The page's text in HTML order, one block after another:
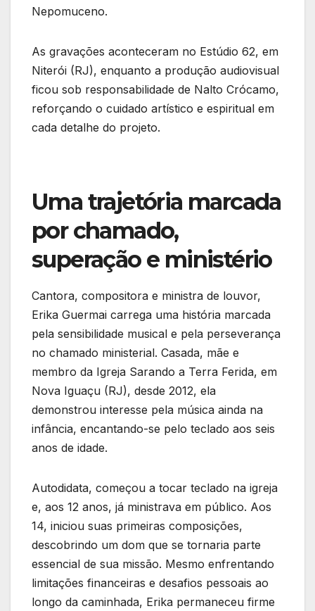
Nepomuceno.
As gravações aconteceram no Estúdio 62, em
Niterói (RJ), enquanto a produção audiovisual
ficou sob responsabilidade de Nalto Crócamo,
reforçando o cuidado artístico e espiritual em
cada detalhe do projeto.
Uma trajetória marcada
por chamado,
superação e ministério
Cantora, compositora e ministra de louvor,
Erika Guermai carrega uma história marcada
pela sensibilidade musical e pela perseverança
no chamado ministerial. Casada, mãe e
membro da Igreja Sarando a Terra Ferida, em
Nova Iguaçu (RJ), desde 2012, ela
demonstrou interesse pela música ainda na
infância, encantando-se pelo teclado aos seis
anos de idade.
Autodidata, começou a tocar teclado na igreja
e, aos 12 anos, já ministrava em público. Aos
14, iniciou suas primeiras composições,
descobrindo um dom que se tornaria parte
essencial de sua missão. Mesmo enfrentando
limitações financeiras e desafios pessoais ao
longo da caminhada, Erika permaneceu firme